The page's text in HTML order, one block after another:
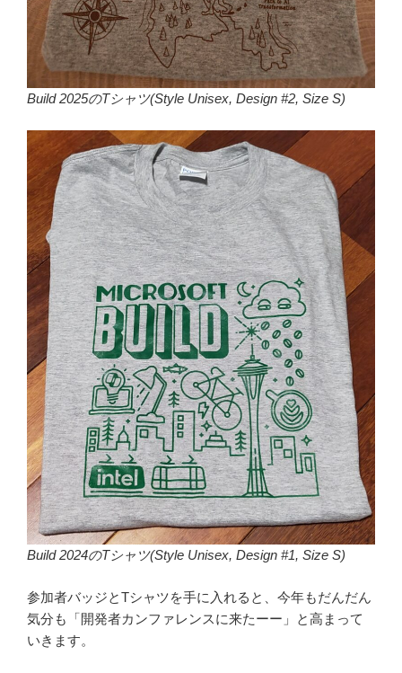
Build 2025のTシャツ(Style Unisex, Design #2, Size S)
Build 2024のTシャツ(Style Unisex, Design #1, Size S)
参加者バッジとTシャツを手に入れると、今年もだんだん
気分も「開発者カンファレンスに来たーー」と高まって
いきます。